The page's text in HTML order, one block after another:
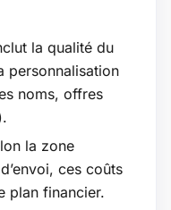
la qualité du
personnalisation
noms, offres
la zone
ces coûts
plan financier.